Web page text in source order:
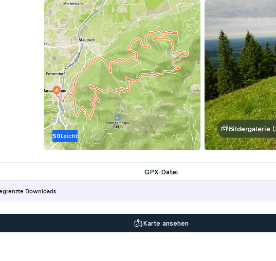
S0Leicht
Bildergalerie
Downloads
GPX-Datei
Karte ansehen